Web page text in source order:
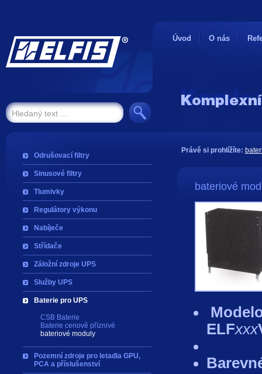
Úvod O nás
Odrušovací filtry
Sinusové filtry
Tlumivky
Regulátory výkonu
Nabíječe
Střídače
Záložní zdroje UPS
Služby UPS
Baterie pro UPS
CSB Baterie
Baterie cenově příznivé
bateriové moduly
Pozemní zdroje pro letadla GPU,
PCA a příslušenství
Právě si prohlížíte:
bateriové
ELFxxx